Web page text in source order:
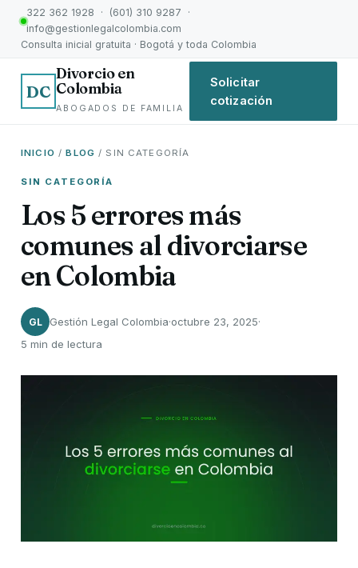
322 362 1928 · (601) 310 9287 ·
info@gestionlegalcolombia.com
Consulta inicial gratuita · Bogotá y toda Colombia
DC
Divorcio en
Colombia
ABOGADOS DE FAMILIA
Solicitar
cotización
INICIO /BLOG / SIN CATEGORÍA
SIN CATEGORÍA
Los 5 errores más
comunes al divorciarse
en Colombia
GL Gestión Legal Colombia·octubre 23, 2025·
5 min de lectura